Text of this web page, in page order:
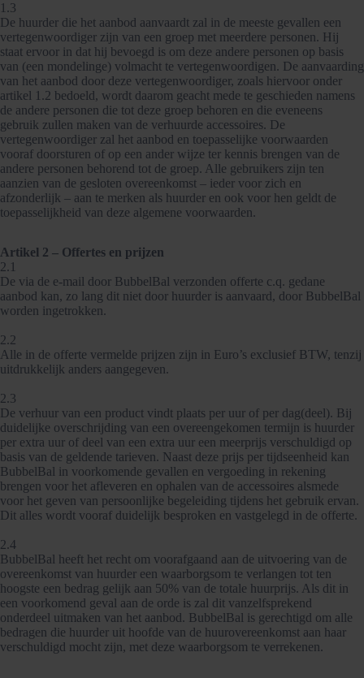
1.3
De huurder die het aanbod aanvaardt zal in de meeste gevallen een
vertegenwoordiger zijn van een groep met meerdere personen. Hij
staat ervoor in dat hij bevoegd is om deze andere personen op basis
van (een mondelinge) volmacht te vertegenwoordigen. De aanvaarding
van het aanbod door deze vertegenwoordiger, zoals hiervoor onder
artikel 1.2 bedoeld, wordt daarom geacht mede te geschieden namens
de andere personen die tot deze groep behoren en die eveneens
gebruik zullen maken van de verhuurde accessoires. De
vertegenwoordiger zal het aanbod en toepasselijke voorwaarden
vooraf doorsturen of op een ander wijze ter kennis brengen van de
andere personen behorend tot de groep. Alle gebruikers zijn ten
aanzien van de gesloten overeenkomst – ieder voor zich en
afzonderlijk – aan te merken als huurder en ook voor hen geldt de
toepasselijkheid van deze algemene voorwaarden.
Artikel 2 – Offertes en prijzen
2.1
De via de e-mail door BubbelBal verzonden offerte c.q. gedane
aanbod kan, zo lang dit niet door huurder is aanvaard, door BubbelBal
worden ingetrokken.
2.2
Alle in de offerte vermelde prijzen zijn in Euro’s exclusief BTW, tenzij
uitdrukkelijk anders aangegeven.
2.3
De verhuur van een product vindt plaats per uur of per dag(deel). Bij
duidelijke overschrijding van een overeengekomen termijn is huurder
per extra uur of deel van een extra uur een meerprijs verschuldigd op
basis van de geldende tarieven. Naast deze prijs per tijdseenheid kan
BubbelBal in voorkomende gevallen en vergoeding in rekening
brengen voor het afleveren en ophalen van de accessoires alsmede
voor het geven van persoonlijke begeleiding tijdens het gebruik ervan.
Dit alles wordt vooraf duidelijk besproken en vastgelegd in de offerte.
2.4
BubbelBal heeft het recht om voorafgaand aan de uitvoering van de
overeenkomst van huurder een waarborgsom te verlangen tot ten
hoogste een bedrag gelijk aan 50% van de totale huurprijs. Als dit in
een voorkomend geval aan de orde is zal dit vanzelfsprekend
onderdeel uitmaken van het aanbod. BubbelBal is gerechtigd om alle
bedragen die huurder uit hoofde van de huurovereenkomst aan haar
verschuldigd mocht zijn, met deze waarborgsom te verrekenen.